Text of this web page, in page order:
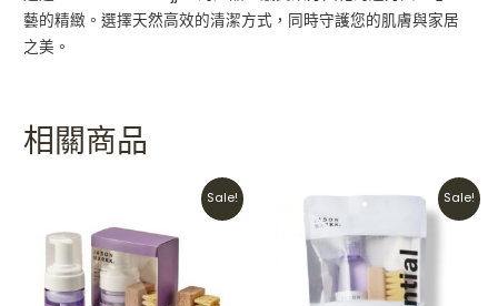
藝的精緻。選擇天然高效的清潔方式，同時守護您的肌膚與家居
之美。
相關商品
Sale!
was:
HKD$349.
Current
HKD$240.
Sale!
Original
was:
HKD$270.
Current
price
HKD$170.